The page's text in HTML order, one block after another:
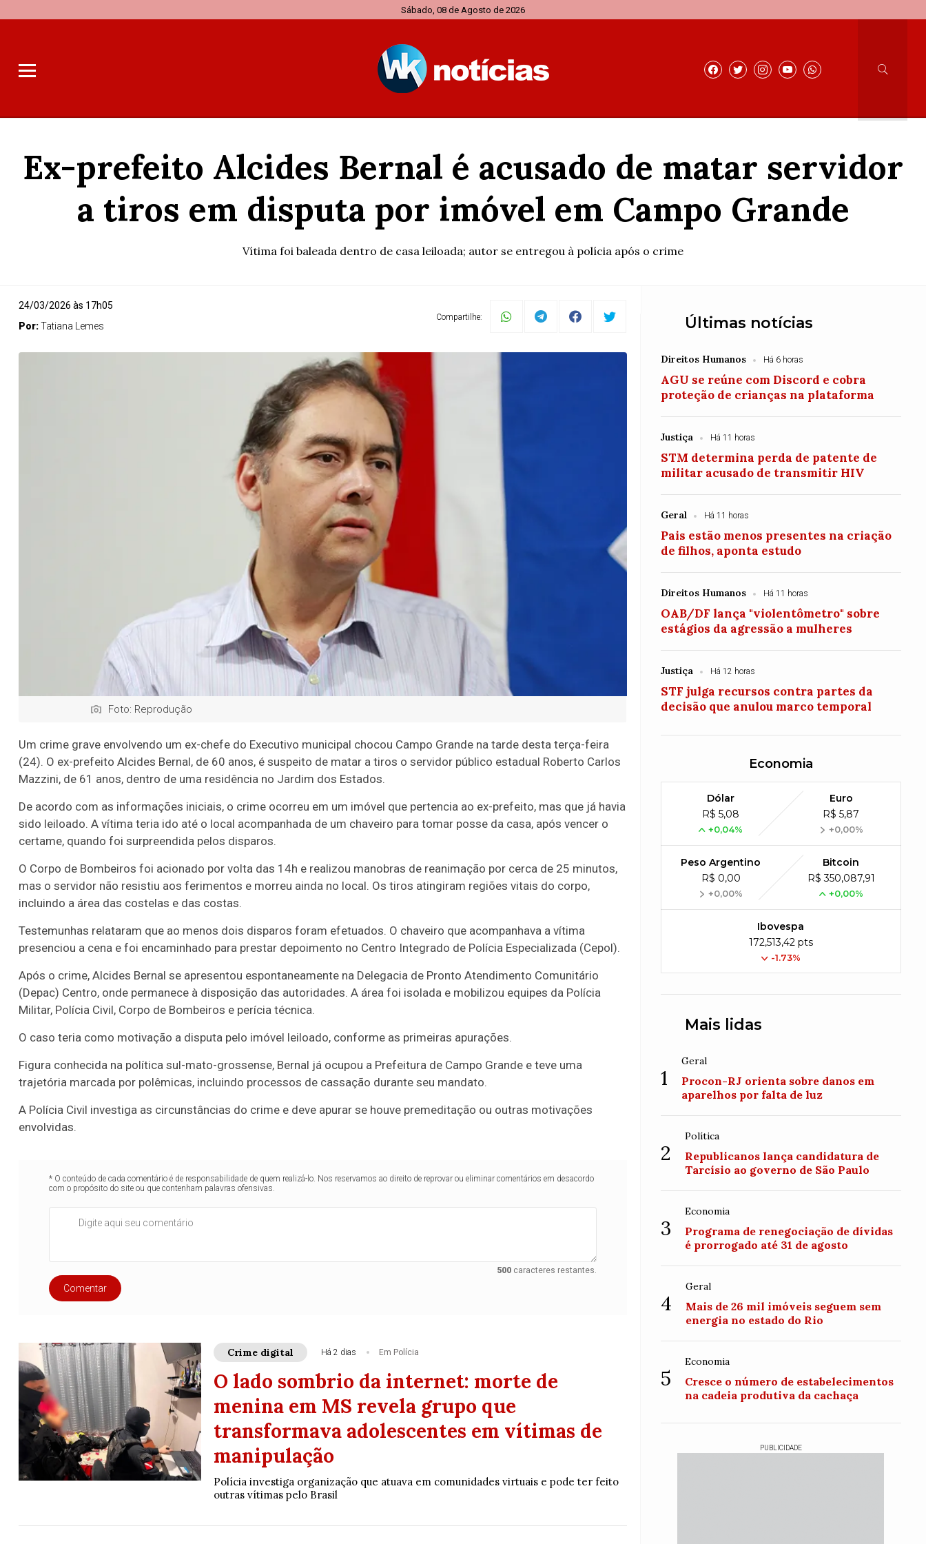
Sábado, 08 de Agosto de 2026
Ex-prefeito Alcides Bernal é acusado de matar servidor
a tiros em disputa por imóvel em Campo Grande
Vítima foi baleada dentro de casa leiloada; autor se entregou à polícia após o crime
24/03/2026 às 17h05
Por:Tatiana Lemes
Compartilhe:
Foto: Reprodução
Um crime grave envolvendo um ex-chefe do Executivo municipal chocou Campo Grande na tarde desta terça-feira
(24). O ex-prefeito Alcides Bernal, de 60 anos, é suspeito de matar a tiros o servidor público estadual Roberto Carlos
Mazzini, de 61 anos, dentro de uma residência no Jardim dos Estados.
De acordo com as informações iniciais, o crime ocorreu em um imóvel que pertencia ao ex-prefeito, mas que já havia
sido leiloado. A vítima teria ido até o local acompanhada de um chaveiro para tomar posse da casa, após vencer o
certame, quando foi surpreendida pelos disparos.
O Corpo de Bombeiros foi acionado por volta das 14h e realizou manobras de reanimação por cerca de 25 minutos,
mas o servidor não resistiu aos ferimentos e morreu ainda no local. Os tiros atingiram regiões vitais do corpo,
incluindo a área das costelas e das costas.
Testemunhas relataram que ao menos dois disparos foram efetuados. O chaveiro que acompanhava a vítima
presenciou a cena e foi encaminhado para prestar depoimento no Centro Integrado de Polícia Especializada (Cepol).
Após o crime, Alcides Bernal se apresentou espontaneamente na Delegacia de Pronto Atendimento Comunitário
(Depac) Centro, onde permanece à disposição das autoridades. A área foi isolada e mobilizou equipes da Polícia
Militar, Polícia Civil, Corpo de Bombeiros e perícia técnica.
O caso teria como motivação a disputa pelo imóvel leiloado, conforme as primeiras apurações.
Figura conhecida na política sul-mato-grossense, Bernal já ocupou a Prefeitura de Campo Grande e teve uma
trajetória marcada por polêmicas, incluindo processos de cassação durante seu mandato.
A Polícia Civil investiga as circunstâncias do crime e deve apurar se houve premeditação ou outras motivações
envolvidas.
* O conteúdo de cada comentário é de responsabilidade de quem realizá-lo. Nos reservamos ao direito de reprovar ou eliminar comentários em desacordo
com o propósito do site ou que contenham palavras ofensivas.
500caracteres restantes.
Comentar
Crime digital Há 2 dias Em Polícia
O lado sombrio da internet: morte de
menina em MS revela grupo que
transformava adolescentes em vítimas de
manipulação
Polícia investiga organização que atuava em comunidades virtuais e pode ter feito
outras vítimas pelo Brasil
Últimas notícias
Direitos Humanos Há 6 horas
AGU se reúne com Discord e cobra
proteção de crianças na plataforma
Justiça Há 11 horas
STM determina perda de patente de
militar acusado de transmitir HIV
Geral Há 11 horas
Pais estão menos presentes na criação
de filhos, aponta estudo
Direitos Humanos Há 11 horas
OAB/DF lança "violentômetro" sobre
estágios da agressão a mulheres
Justiça Há 12 horas
STF julga recursos contra partes da
decisão que anulou marco temporal
Economia
Dólar
R$ 5,08
+0,04%
Euro
R$ 5,87
+0,00%
Peso Argentino
R$ 0,00
+0,00%
Bitcoin
R$ 350,087,91
+0,00%
Ibovespa
172,513,42 pts
-1.73%
Mais lidas
1
Geral
Procon-RJ orienta sobre danos em
aparelhos por falta de luz
2
Política
Republicanos lança candidatura de
Tarcísio ao governo de São Paulo
3
Economia
Programa de renegociação de dívidas
é prorrogado até 31 de agosto
4
Geral
Mais de 26 mil imóveis seguem sem
energia no estado do Rio
5
Economia
Cresce o número de estabelecimentos
na cadeia produtiva da cachaça
PUBLICIDADE